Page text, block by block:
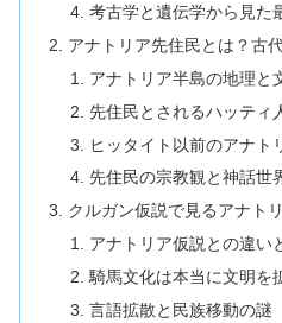
考古学と遺伝学から見た
アナトリア先住民とは？古
アナトリア半島の地理と
先住民とされるハッティ
ヒッタイト以前のアナト
先住民の宗教観と神話世
クルガン仮説で見るアナト
アナトリア仮説との違い
騎馬文化は本当に文明を
言語拡散と民族移動の謎